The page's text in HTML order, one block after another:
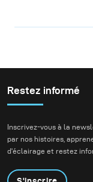
Restez informé
Inscrivez-vous à la
par nos histoires,
d'éclairage et restez